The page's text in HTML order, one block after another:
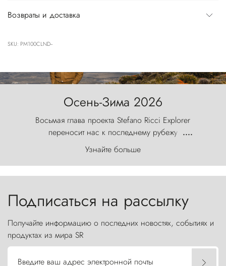
Возвраты и доставка
SKU: PM100CLND--
Осень-Зима 2026
Восьмая глава проекта Stefano Ricci Explorer
переносит нас к последнему рубежу
первозданного мира, где ветер с
первобытной яростью ваяет ландшафт, а пики
Торрес-дель-Пайне, словно каменные стражи,
....
Узнайте больше
Подписаться на рассылку
Получайте информацию о последних новостях, событиях и
продуктах из мира SR
Введите ваш адрес электронной почты